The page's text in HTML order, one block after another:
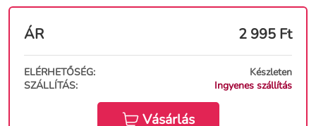
ÁR 2 995 Ft
ELÉRHETŐSÉG:
Készleten
SZÁLLÍTÁS:
Ingyenes szállítás
Vásárlás